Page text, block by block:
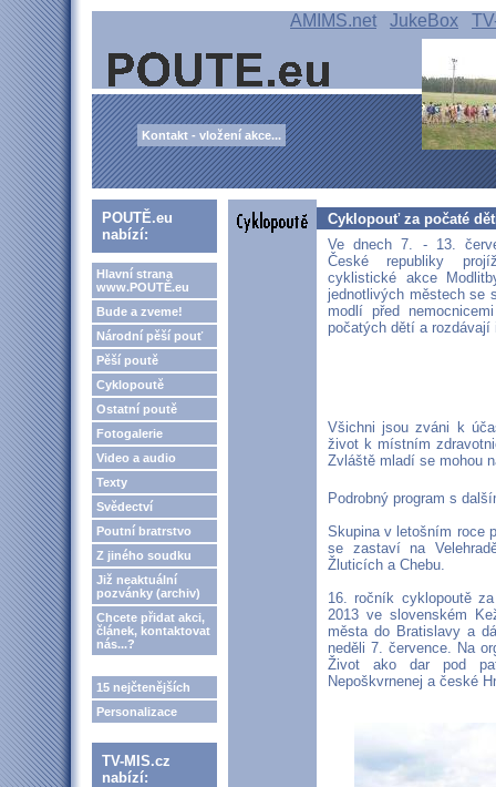
AMIMS.net JukeBox
Kontakt - vložení akce...
POUTĚ.eu
nabízí:
Hlavní strana
www.POUTĚ.eu
Bude a zveme!
Národní pěší pouť
Pěší poutě
Cyklopoutě
Ostatní poutě
Fotogalerie
Video a audio
Texty
Svědectví
Poutní bratrstvo
Z jiného soudku
Již neaktuální
pozvánky (archiv)
Chcete přidat akci,
článek, kontaktovat
nás...?
15 nejčtenějších
Personalizace
TV-MIS.cz
nabízí:
Cyklopouť za počaté
Ve dnech 7. - 13.
České republiky
cyklistické akce
jednotlivých městech se
modlí před
počatých dětí a rozdávají
Všichni jsou zváni k
život k místním
Zvláště mladí se mohou
Podrobný program s
Skupina v letošním roce
se zastaví na
Žluticích a Chebu.
16. ročník cyklopoutě
2013 ve slovenském
města do Bratislavy a
neděli 7. července. Na
Život ako dar pod
Nepoškvrnenej a české